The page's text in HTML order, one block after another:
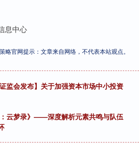
息中心
略官网提示：文章来自网络，不代表本站观点。
监会发布】关于加强资本市场中小投资
云梦录》——深度解析元素共鸣与队伍